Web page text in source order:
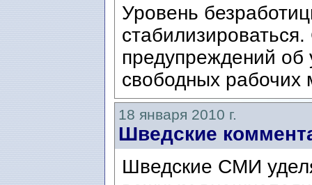
Уровень
предупреждений об
свободных рабочих
18 января 2010 г.
Шведские
Шведские СМИ